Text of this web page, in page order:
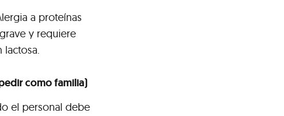
a proteínas
y requiere
lactosa.
como familia)
el personal debe